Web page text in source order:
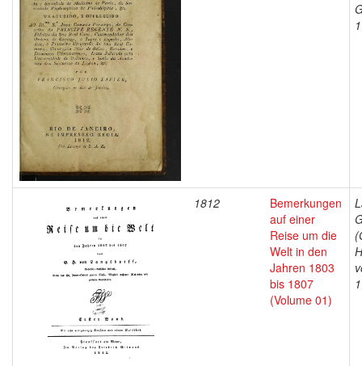
1812
Bemerkungen
auf einer
Reise um die
Welt in den
Jahren 1803
bis 1807
(Volume 01)